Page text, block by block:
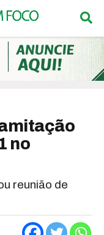
no
reunião de